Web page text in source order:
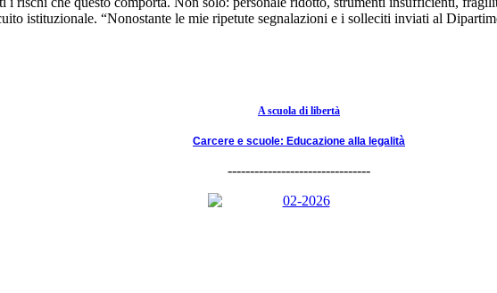
istituzionale. “Nonostante le mie ripetute segnalazioni e i solleciti inviati al
A scuola di libertà
Carcere e scuole: Educazione alla legalità
--------------------------------